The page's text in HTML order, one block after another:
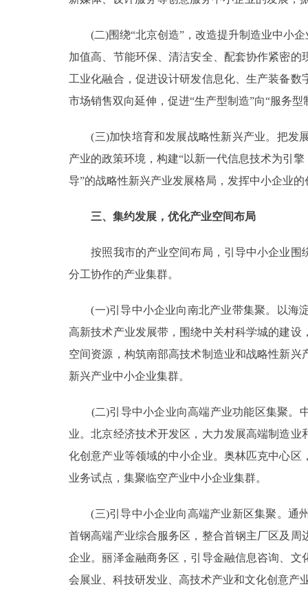
(二)围绕“北京创造”，改造提升制造业中小企
加值高、节能环保、清洁安全、配套协作紧密
工业化融合，促进设计研发信息化、生产装备
市场销售双向延伸，促进“生产型制造”向“服务型
(三)加快培育和发展战略性新兴产业。把发展
产业的政策环境，构建“以新一代信息技术为引
导”的战略性新兴产业发展格局，发挥中小企业
三、集约发展，优化产业空间布局
按照我市的产业空间布局，引导中小企业围
分工协作的产业集群。
(一)引导中小企业向南北产业带集聚。以海淀
高新技术产业发展带，围绕中关村科学城的建
空间资源，构筑南部高技术制造业和战略性新
新兴产业中小企业集群。
(二)引导中小企业向高端产业功能区集聚。中
业。北京经济技术开发区，大力发展高端制造
化创意产业等领域的中小企业。奥林匹克中心
业务试点，集聚临空产业中小企业集群。
(三)引导中小企业向高端产业新区集聚。通州
首钢高端产业综合服务区，整合首钢主厂区及
企业。丽泽金融商务区，引导金融信息咨询、
会展业、科技研发业、高技术产业和文化创意产